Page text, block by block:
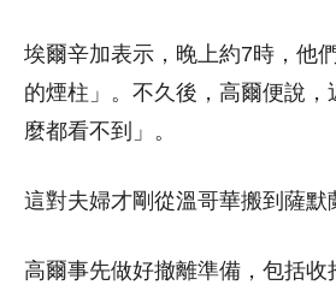
埃爾辛加表示，晚上約7時，他
的煙柱」。不久後，高爾便說，
麼都看不到」。
這對夫婦才剛從溫哥華搬到薩默
高爾事先做好撤離準備，包括收